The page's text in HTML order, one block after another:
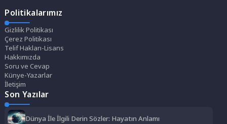
Politikalarımız
Gizlilik Politikası
Çerez Politikası
Telif Hakları-Lisans
Hakkımızda
Soru ve Cevap
Künye-Yazarlar
İletişim
Son Yazılar
Dünya İle İlgili Derin Sözler: Hayatın Anlamı